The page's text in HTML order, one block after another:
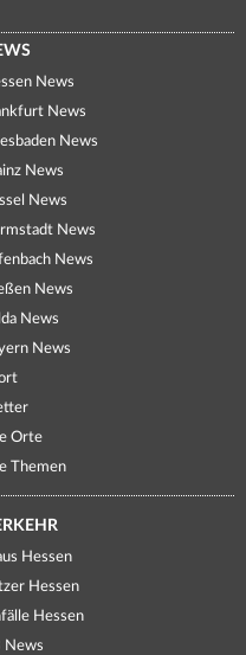
News
News
News
News
News
News
News
News
News
News
Orte
Themen
Hessen
Hessen
Hessen
News